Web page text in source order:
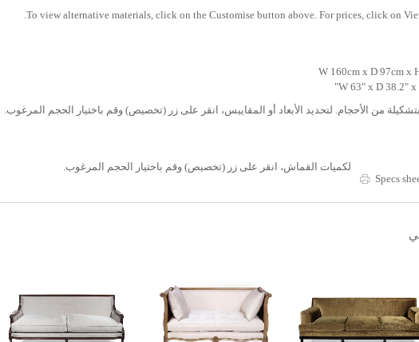
To view alternative materials, click on the Customise button above. For prices, click on
من الأحجام. لتحديد الأبعاد أو المقاييس، انقر على زر (تخصيص) وقم باختيار الحجم المرغوب.
لكميات القماش، انقر على زر (تخصيص) وقم باختيار الحجم المرغوب.
Specs